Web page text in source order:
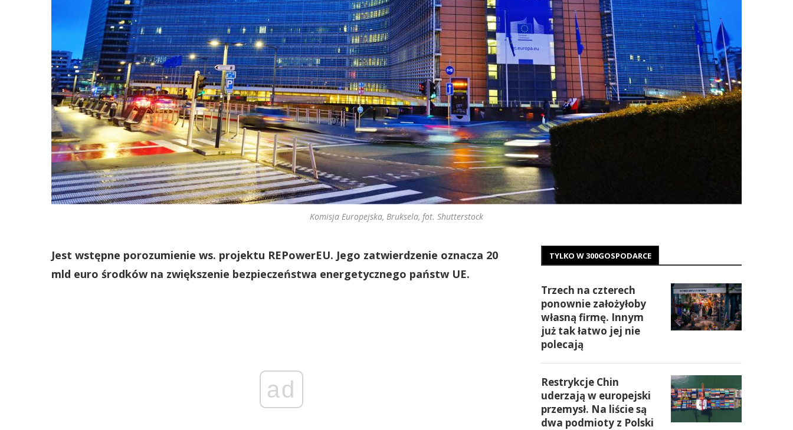
Komisja Europejska, Bruksela, fot. Shutterstock
Jest wstępne porozumienie ws. projektu REPowerEU. Jego zatwierdzenie oznacza 20
mld euro środków na zwiększenie bezpieczeństwa energetycznego państw UE.
ad
TYLKO W 300GOSPODARCE
Trzech na czterech
ponownie założyłoby
własną firmę. Innym
już tak łatwo jej nie
polecają
Restrykcje Chin
uderzają w europejski
przemysł. Na liście są
dwa podmioty z Polski